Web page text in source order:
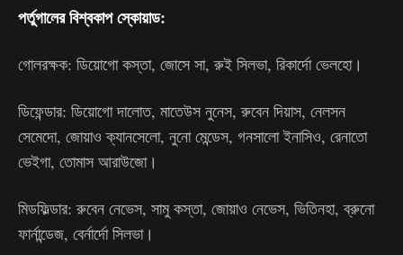
পর্তুগালের বিশ্বকাপ স্কোয়াড:
গোলরক্ষক: ডিয়োগো কস্তা, জোসে সা, রুই সিলভা, রিকার্দো ভেলহো।
ডিফেন্ডার: ডিয়োগো দালোত, মাতেউস নুনেস, রুবেন দিয়াস, নেলসন
সেমেদো, জোয়াও ক্যানসেলো, নুনো মেন্ডেস, গনসালো ইনাসিও, রেনাতো
ভেইগা, তোমাস আরাউজো।
মিডফিল্ডার: রুবেন নেভেস, সামু কস্তা, জোয়াও নেভেস, ভিতিনহা, ব্রুনো
ফার্নান্ডেজ, বের্নার্দো সিলভা।